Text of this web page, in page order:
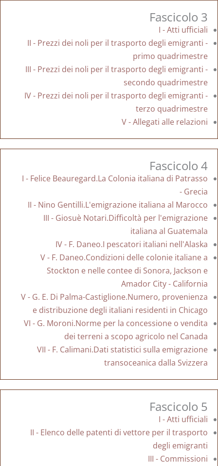
Fascicolo 3
I - Atti ufficiali
II - Prezzi dei noli per il trasporto degli emigranti -
primo quadrimestre
III - Prezzi dei noli per il trasporto degli emigranti -
secondo quadrimestre
IV - Prezzi dei noli per il trasporto degli emigranti -
terzo quadrimestre
V - Allegati alle relazioni
Fascicolo 4
I - Felice Beauregard.La Colonia italiana di Patrasso
- Grecia
II - Nino Gentilli.L'emigrazione italiana al Marocco
III - Giosuè Notari.Difficoltà per l'emigrazione
italiana al Guatemala
IV - F. Daneo.I pescatori italiani nell'Alaska
V - F. Daneo.Condizioni delle colonie italiane a
Stockton e nelle contee di Sonora, Jackson e
Amador City - California
V - G. E. Di Palma-Castiglione.Numero, provenienza
e distribuzione degli italiani residenti in Chicago
VI - G. Moroni.Norme per la concessione o vendita
dei terreni a scopo agricolo nel Canada
VII - F. Calimani.Dati statistici sulla emigrazione
transoceanica dalla Svizzera
Fascicolo 5
I - Atti ufficiali
II - Elenco delle patenti di vettore per il trasporto
degli emigranti
III - Commissioni